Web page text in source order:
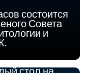
состоится
Совета
и
и
состоится
стол на